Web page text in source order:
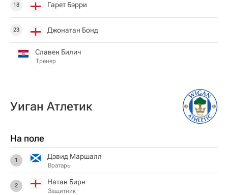
18 Гарет Бэрри
23 Джонатан Бонд
Славен Билич
Тренер
Уиган Атлетик
На поле
1 Дэвид Маршалл
Вратарь
2 Натан Бирн
Защитник